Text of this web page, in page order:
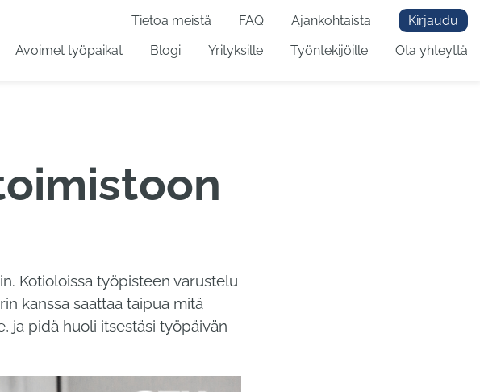
Avoimet työpaikat Blogi Yrityksille Työntekijöille Ota yhteyttä
Tietoa meistä FAQ Ajankohtaista Kirjaudu
Kotioloissa työpisteen varustelu
kanssa saattaa taipua mitä
ja pidä huoli itsestäsi työpäivän